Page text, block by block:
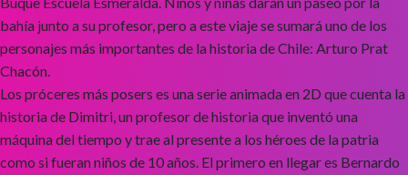
bahía junto a su profesor, pero a este viaje se sumará uno de los
personajes más importantes de la historia de Chile: Arturo Prat
Chacón.
Los próceres más posers es una serie animada en 2D que cuenta la
historia de Dimitri, un profesor de historia que inventó una
máquina del tiempo y trae al presente a los héroes de la patria
como si fueran niños de 10 años. El primero en llegar es Bernardo